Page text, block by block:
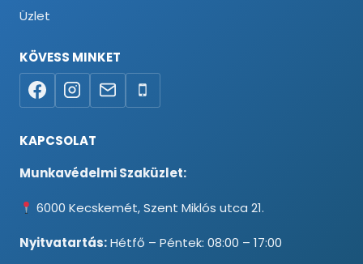
Üzlet
KÖVESS MINKET
KAPCSOLAT
Munkavédelmi Szaküzlet:
6000 Kecskemét, Szent Miklós utca 21.
Nyitvatartás:Hétfő – Péntek: 08:00 – 17:00